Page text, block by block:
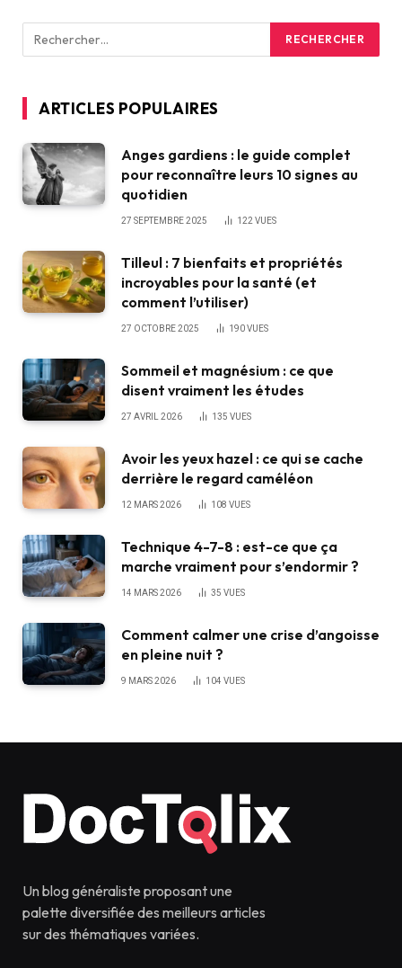
ARTICLES POPULAIRES
Anges gardiens : le guide complet
pour reconnaître leurs 10 signes au
quotidien
27 SEPTEMBRE 2025 122 VUES
Tilleul : 7 bienfaits et propriétés
incroyables pour la santé (et
comment l’utiliser)
27 OCTOBRE 2025 190VUES
Sommeil et magnésium : ce que
disent vraiment les études
27 AVRIL 2026 135 VUES
Avoir les yeux hazel : ce qui se cache
derrière le regard caméléon
12 MARS 2026 108 VUES
Technique 4-7-8 : est-ce que ça
marche vraiment pour s’endormir ?
14 MARS 2026 35 VUES
Comment calmer une crise d’angoisse
en pleine nuit ?
9 MARS 2026 104 VUES
Un blog généraliste proposant une
palette diversifiée des meilleurs articles
sur des thématiques variées.